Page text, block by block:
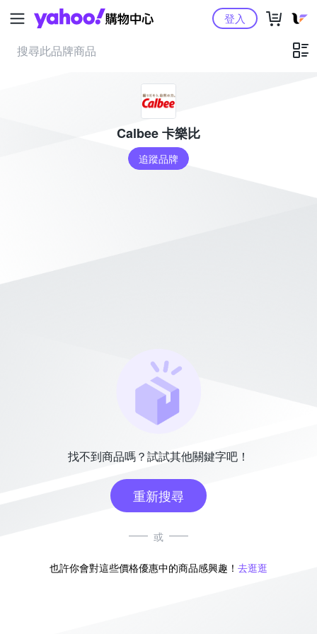
Yahoo購物中心登入
Calbee 卡樂比
追蹤品牌
找不到商品嗎？試試其他關鍵字吧！
重新搜尋
或
也許你會對這些價格優惠中的商品感興趣！ 去逛逛